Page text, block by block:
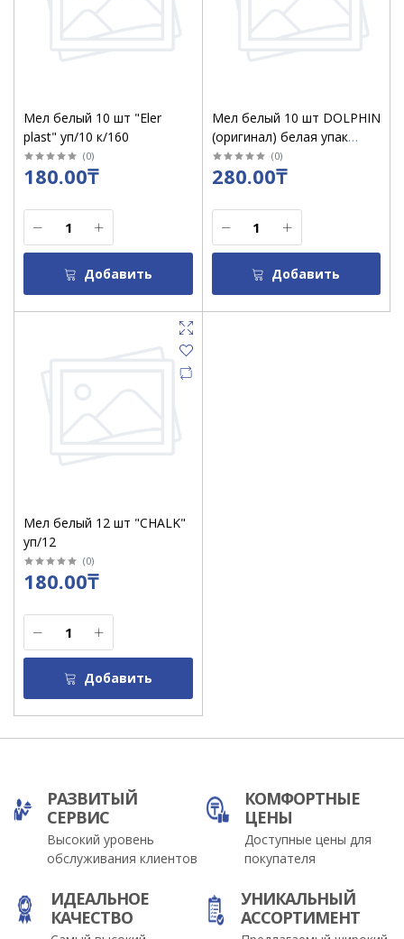
Мел белый 10 шт "Eler
plast" уп/10 к/160
(0)
180.00₸
Добавить
Мел белый 10 шт DOLPHIN
(оригинал) белая упак
уп/10 к/160
(0)
280.00₸
Добавить
Мел белый 12 шт "CHALK"
уп/12
(0)
180.00₸
Добавить
РАЗВИТЫЙ
СЕРВИС
Высокий уровень
обслуживания клиентов
КОМФОРТНЫЕ
ЦЕНЫ
Доступные цены для
покупателя
ИДЕАЛЬНОЕ
КАЧЕСТВО
УНИКАЛЬНЫЙ
АССОРТИМЕНТ